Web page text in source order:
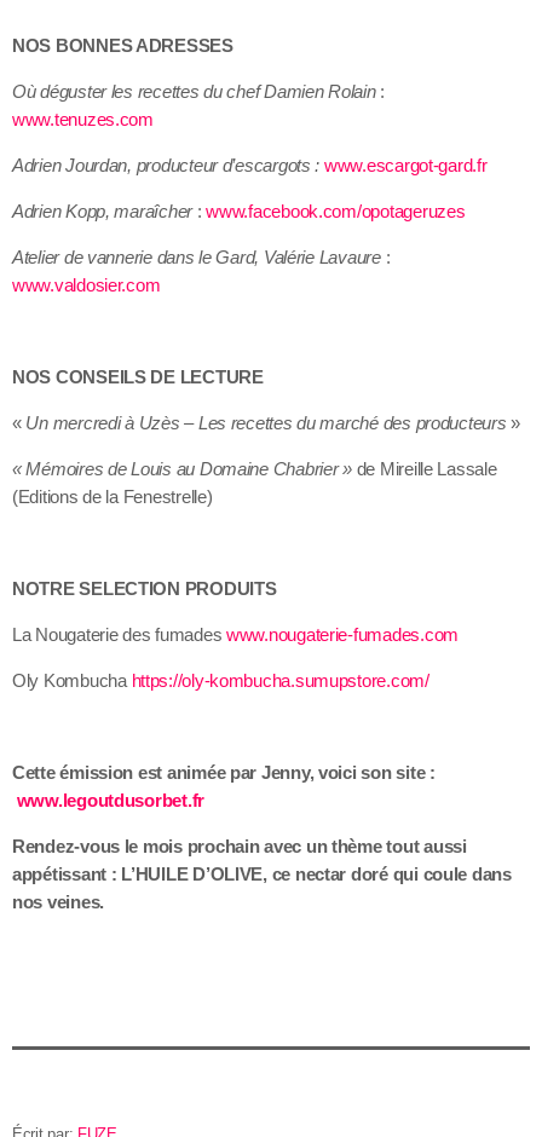
NOS BONNES ADRESSES
Où déguster les recettes du chef Damien Rolain:
www.tenuzes.com
Adrien Jourdan, producteur d’escargots : www.escargot-gard.fr
Adrien Kopp, maraîcher:www.facebook.com/opotageruzes
Atelier de vannerie dans le Gard, Valérie Lavaure:
www.valdosier.com
NOS CONSEILS DE LECTURE
« Un mercredi à Uzès – Les recettes du marché des producteurs »
« Mémoires de Louis au Domaine Chabrier »de Mireille Lassale
(Editions de la Fenestrelle)
NOTRE SELECTION PRODUITS
La Nougaterie des fumades www.nougaterie-fumades.com
Oly Kombucha https://oly-kombucha.sumupstore.com/
Cette émission est animée par Jenny, voici son site :
www.legoutdusorbet.fr
Rendez-vous le mois prochain avec un thème tout aussi
appétissant : L’HUILE D’OLIVE, ce nectar doré qui coule dans
nos veines.